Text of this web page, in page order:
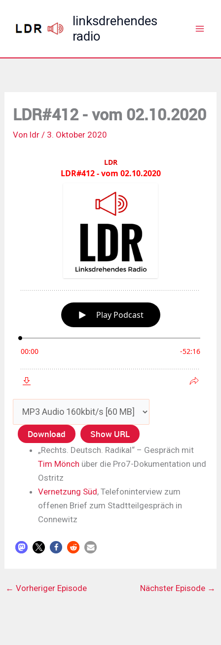
springen
linksdrehendes
radio
LDR#412 - vom 02.10.2020
Von ldr / 3. Oktober 2020
Download Show URL
„Rechts. Deutsch. Radikal“ – Gespräch mit
Tim Mönch über die Pro7-Dokumentation und
Ostritz
Vernetzung Süd, Telefoninterview zum
offenen Brief zum Stadtteilgespräch in
Connewitz
← Vorheriger Episode Nächster Episode →